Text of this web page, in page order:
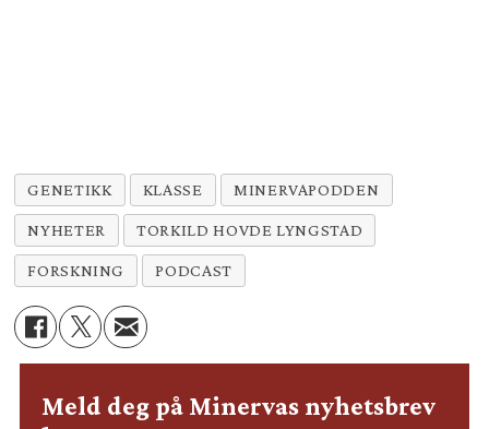
GENETIKK KLASSE MINERVAPODDEN
NYHETER TORKILD HOVDE LYNGSTAD
FORSKNING PODCAST
Meld deg på Minervas nyhetsbrev